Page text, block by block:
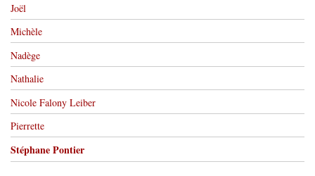
Joël
Michèle
Nadège
Nathalie
Nicole Falony Leiber
Pierrette
Stéphane Pontier